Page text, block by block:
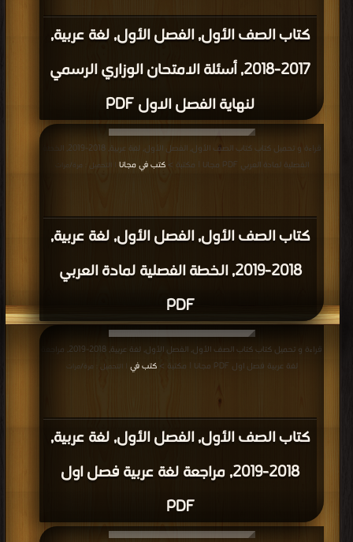
كتاب الصف الأول, الفصل الأول, لغة عربية,
2017-2018, أسئلة الامتحان الوزاري الرسمي
لنهاية الفصل الاول PDF
كتاب الصف الأول, الفصل الأول, لغة عربية,
2018-2019, الخطة الفصلية لمادة العربي
PDF
قراءة و تحميل كتاب كتاب الصف الأول, الفصل الأول, لغة عربية, 2018-2019, الخطة
الفصلية لمادة العربي PDF مجانا | مكتبة >
كتب في مجانا | التحميل : مرة/مرات
كتاب الصف الأول, الفصل الأول, لغة عربية,
2018-2019, مراجعة لغة عربية فصل اول
PDF
قراءة و تحميل كتاب كتاب الصف الأول, الفصل الأول, لغة عربية, 2018-2019, مراجعة
لغة عربية فصل اول PDF مجانا | مكتبة >
كتب في | التحميل : مرة/مرات